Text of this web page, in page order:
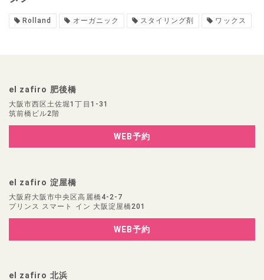
Rolland オーガニック スタイリング剤 ワックス
el zafiro 肥後橋
大阪市西区土佐堀1丁目1-31
筑前橋ビル2階
WEB予約
el zafiro 淀屋橋
大阪府大阪市中央区高麗橋4-2-7
プリンス スマート イン 大阪淀屋橋201
WEB予約
el zafiro 北浜